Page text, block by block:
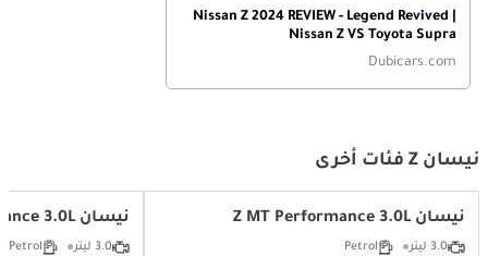
Nissan Z 2024 REVIEW - Legend Revived |
Nissan Z VS Toyota Supra
Dubicars.com
نيسان Z فئات أخرى
نيسان Z MT Performance 3.0L
3.0 ليتر Petrol
نيسان Z AT Performance 3.0L
3.0 ليتر Petrol